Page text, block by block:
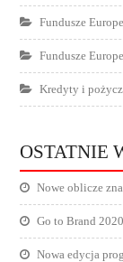
Fundusze
Fundusze
Kredyty i
OSTATNIE
Nowe oblicze
Go to Brand 2020
Nowa edycja